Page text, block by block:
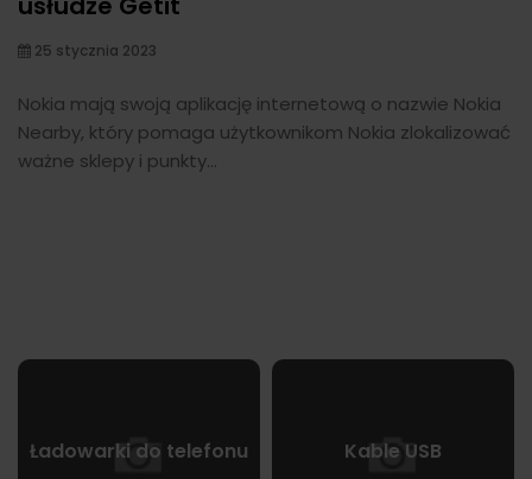
25 stycznia 2023
Nokia mają swoją aplikację internetową o nazwie Nokia
Nearby, który pomaga użytkownikom Nokia zlokalizować
ważne sklepy i punkty...
Ładowarki do telefonu Kable USB